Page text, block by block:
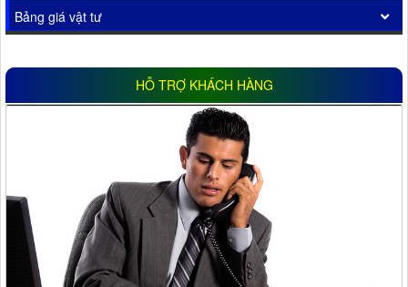
Bảng giá vật tư
HỖ TRỢ KHÁCH HÀNG